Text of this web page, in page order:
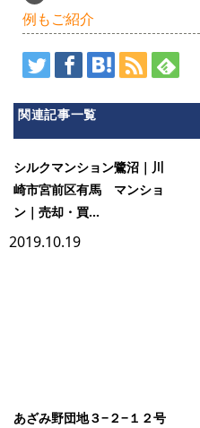
例もご紹介
関連記事一覧
シルクマンション鷺沼｜川
崎市宮前区有馬 マンショ
ン｜売却・買...
2019.10.19
あざみ野団地３−２−１２号